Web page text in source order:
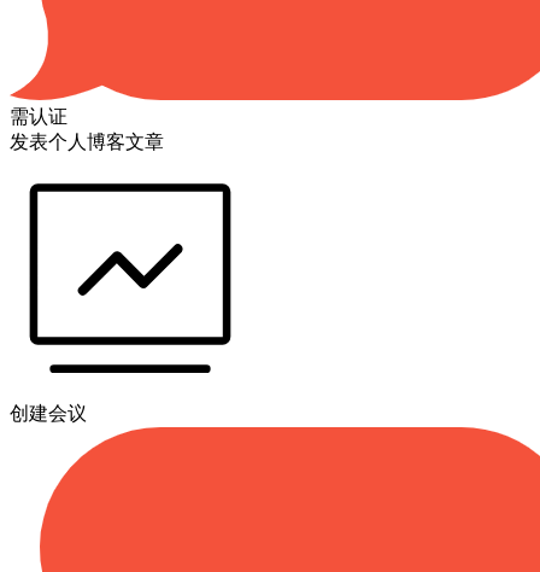
需认证
发表个人博客文章
创建会议